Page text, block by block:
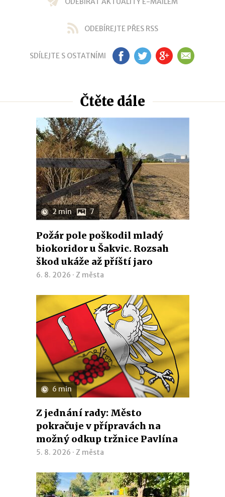
ODEBÍREJTE PŘES RSS
SDÍLEJTE S OSTATNÍMI FB TW GP EM
Čtěte dále
2 min 7
Požár pole poškodil mladý
biokoridor u Šakvic. Rozsah
škod ukáže až příští jaro
6. 8. 2026 · Z města
6 min
Z jednání rady: Město
pokračuje v přípravách na
možný odkup tržnice Pavlína
5. 8. 2026 · Z města